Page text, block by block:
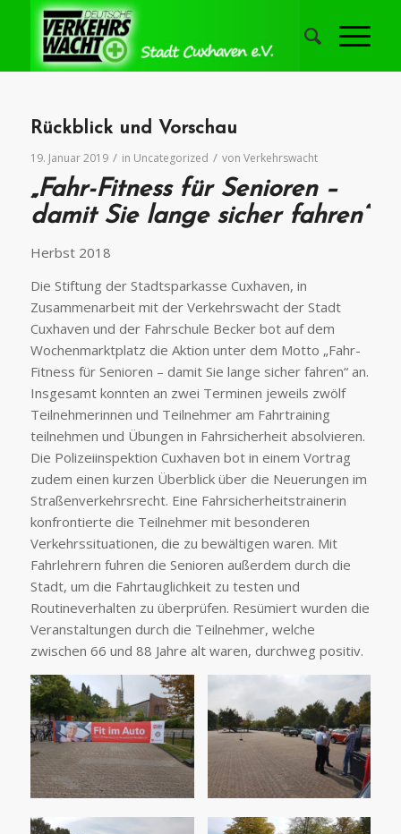
Rückblick und Vorschau
19. Januar 2019 / in Uncategorized / von Verkehrswacht
„Fahr-Fitness für Senioren –
damit Sie lange sicher fahren“
Herbst 2018
Die Stiftung der Stadtsparkasse Cuxhaven, in
Zusammenarbeit mit der Verkehrswacht der Stadt
Cuxhaven und der Fahrschule Becker bot auf dem
Wochenmarktplatz die Aktion unter dem Motto „Fahr-
Fitness für Senioren – damit Sie lange sicher fahren“ an.
Insgesamt konnten an zwei Terminen jeweils zwölf
Teilnehmerinnen und Teilnehmer am Fahrtraining
teilnehmen und Übungen in Fahrsicherheit absolvieren.
Die Polizeiinspektion Cuxhaven bot in einem Vortrag
zudem einen kurzen Überblick über die Neuerungen im
Straßenverkehrsrecht. Eine Fahrsicherheitstrainerin
konfrontierte die Teilnehmer mit besonderen
Verkehrssituationen, die zu bewältigen waren. Mit
Fahrlehrern fuhren die Senioren außerdem durch die
Stadt, um die Fahrtauglichkeit zu testen und
Routineverhalten zu überprüfen. Resümiert wurden die
Veranstaltungen durch die Teilnehmer, welche
zwischen 66 und 88 Jahre alt waren, durchweg positiv.